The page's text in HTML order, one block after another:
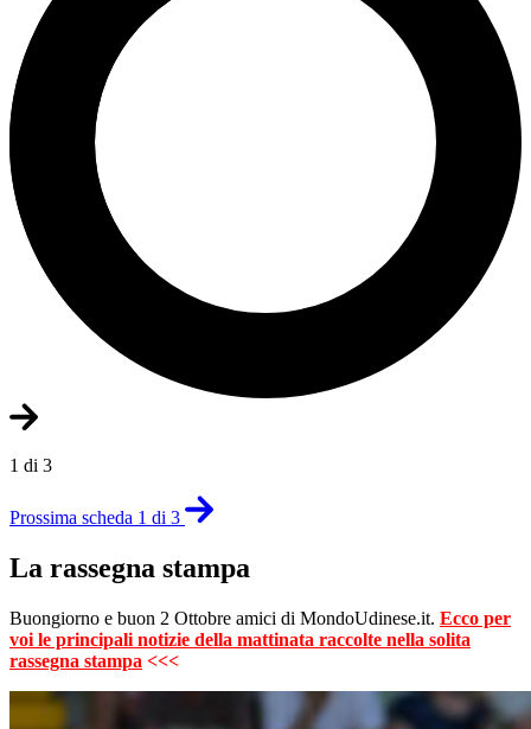
1 di 3
Prossima scheda 1 di 3
La rassegna stampa
Buongiorno e buon 2 Ottobre amici di MondoUdinese.it. Ecco per
voi le principali notizie della mattinata raccolte nella solita
rassegna stampa <<<